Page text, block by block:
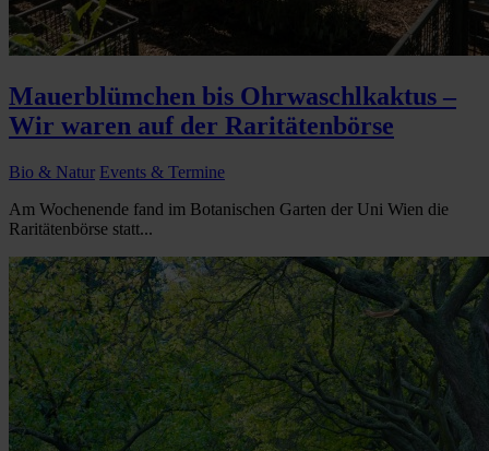
Mauerblümchen bis Ohrwaschlkaktus –
Wir waren auf der Raritätenbörse
Bio & Natur Events & Termine
Am Wochenende fand im Botanischen Garten der Uni Wien die
Raritätenbörse statt...